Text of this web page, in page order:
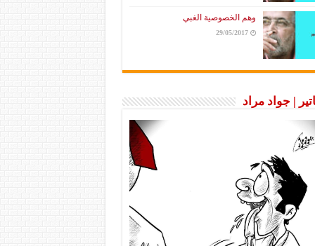
وهم الخصوصية الغبي
29/05/2017
| جواد مراد